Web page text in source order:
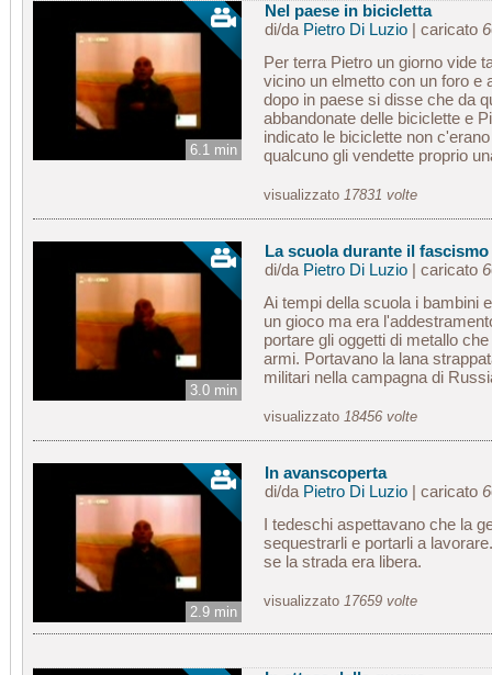
6.1 min
Nel paese in bicicletta
di/da Pietro Di Luzio| caricato
Per terra Pietro un giorno vide
vicino un elmetto con un foro e
dopo in paese si disse che da
abbandonate delle biciclette e
indicato le biciclette non
qualcuno gli vendette proprio
visualizzato 17831 volte
3.0 min
La scuola durante il fascismo
di/da Pietro Di Luzio| caricato
Ai tempi della scuola i bambini
un gioco ma era
portare gli oggetti di metallo
armi. Portavano la lana
militari nella campagna di
visualizzato 18456 volte
2.9 min
In avanscoperta
di/da Pietro Di Luzio| caricato
I tedeschi aspettavano che la
sequestrarli e portarli a
se la strada era libera.
visualizzato 17659 volte